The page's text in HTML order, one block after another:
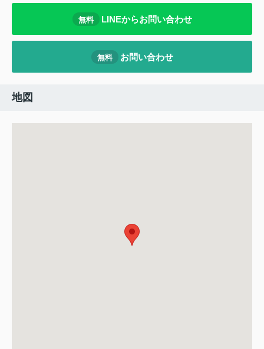
無料 LINEからお問い合わせ
無料 お問い合わせ
地図